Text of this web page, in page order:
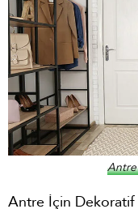
Antre
Antre İçin Dekoratif